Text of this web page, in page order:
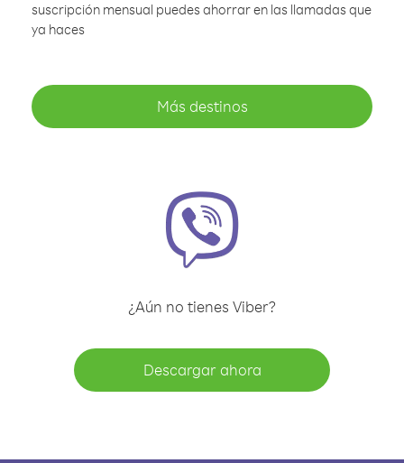
suscripción mensual puedes ahorrar en las llamadas que
ya haces
Más destinos
¿Aún no tienes Viber?
Descargar ahora